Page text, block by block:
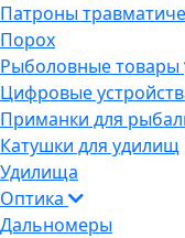
Патроны
Порох
Рыболовные товары
Цифровые
Приманки для
Катушки для удилищ
Удилища
Оптика
Дальномеры